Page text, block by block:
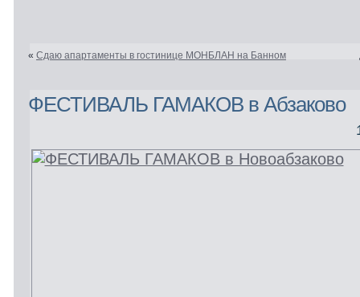
« Сдаю апартаменты в гостинице МОНБЛАН на Банном
ФЕСТИВАЛЬ ГАМАКОВ в Абзаково